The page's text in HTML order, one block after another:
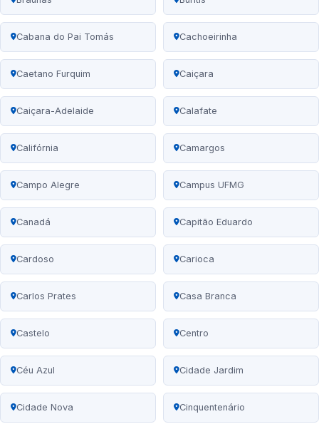
Cabana do Pai Tomás Cachoeirinha
Caetano Furquim Caiçara
Caiçara-Adelaide Calafate
Califórnia Camargos
Campo Alegre Campus UFMG
Canadá Capitão Eduardo
Cardoso Carioca
Carlos Prates Casa Branca
Castelo Centro
Céu Azul Cidade Jardim
Cidade Nova Cinquentenário